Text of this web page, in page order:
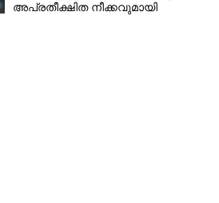
അപ്രതീക്ഷിത നീക്കവുമായി